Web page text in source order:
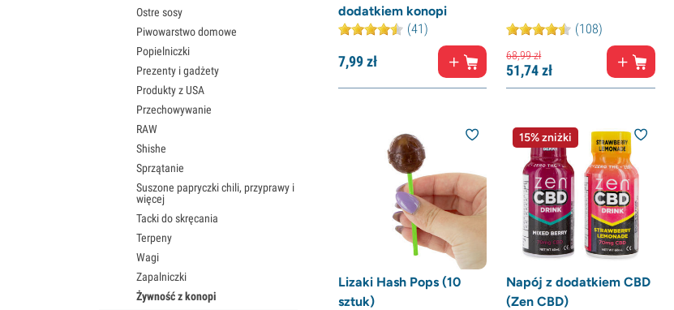
dodatkiem konopi
(41)
7,99zł
(108)
68,99zł
51,74zł
Lizaki Hash Pops (10
sztuk)
15% zniżki
Napój z dodatkiem CBD
(Zen CBD)
Ostre sosy
Piwowarstwo domowe
Popielniczki
Prezenty i gadżety
Produkty z USA
Przechowywanie
RAW
Shishe
Sprzątanie
Suszone papryczki chili, przyprawy i
więcej
Tacki do skręcania
Terpeny
Wagi
Zapalniczki
Żywność z konopi